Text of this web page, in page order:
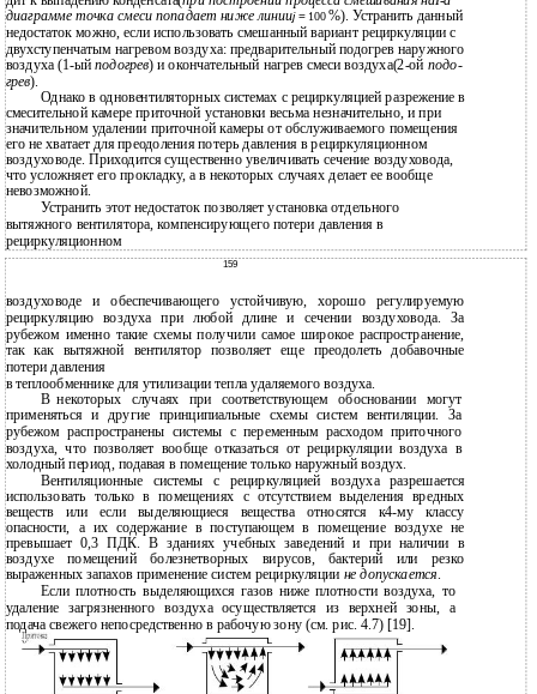
диаграмме точка смеси попадает ниже линииj= 100%). Устранить данный
недостаток можно, если использовать смешанный вариант рециркуляции с
двухступенчатым нагревом воздуха: предварительный подогрев наружного
воздуха(1-ый подогрев) и окончательный нагрев смесивоздуха(2-ой подо-
грев).
Однако в одновентиляторных системах с рециркуляцией разрежение в
смесительной камере приточной установки весьма незначительно, и при
значительном удалении приточной камеры от обслуживаемого помещения
его не хватает для преодоления потерь давления в рециркуляционном
воздуховоде. Приходится существенно увеличивать сечение воздуховода,
что усложняет его прокладку, а в некоторых случаях делает ее вообще
невозможной.
Устранить этот недостаток позволяет установка отдельного
вытяжного вентилятора, компенсирующего потери давления в
рециркуляционном
159
воздуховоде и обеспечивающего устойчивую, хорошо регулируемую
рециркуляцию воздуха при любой длине и сечении воздуховода. За
рубежом именно такие схемы получили самое широкое распространение,
так как вытяжной вентилятор позволяет еще преодолеть добавочные
потери давления
в теплообменнике для утилизации тепла удаляемого воздуха.
В некоторых случаях при соответствующем обосновании могут
применяться и другие принципиальные схемы систем вентиляции. За
рубежом распространены системы с переменным расходом приточного
воздуха, что позволяет вообще отказаться от рециркуляции воздуха в
холодный период, подавая в помещение только наружный воздух.
Вентиляционные системы с рециркуляцией воздуха разрешается
использовать только в помещениях с отсутствием выделения вредных
веществ или если выделяющиеся вещества относятся к4-му классу
опасности, а их содержание в поступающем в помещение воздухе не
превышает 0,3 ПДК. В зданиях учебных заведений и при наличии в
воздухе помещений болезнетворных вирусов, бактерий или резко
выраженных запахов применение систем рециркуляции не допускается.
Если плотность выделяющихся газов ниже плотности воздуха, то
удаление загрязненного воздуха осуществляется из верхней зоны, а
подача свежего непосредственно в рабочую зону (см. рис. 4.7) [19].